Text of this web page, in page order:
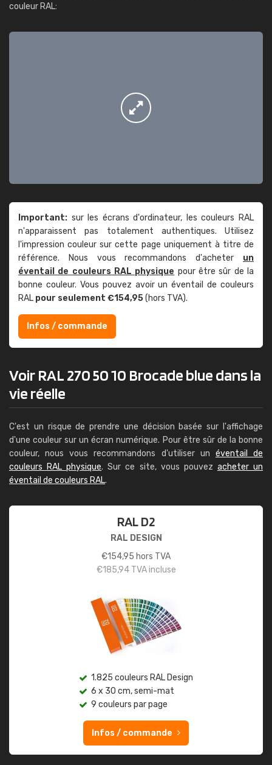
couleur RAL:
Important: sur les écrans d'ordinateur, les couleurs RAL
n'apparaissent pas totalement authentiques. Utilisez
l'impression couleur sur cette page uniquement à titre de
référence. Nous vous recommandons d'acheter un
éventail de couleurs RAL physique pour être sûr de la
bonne couleur. Vous pouvez avoir un éventail de couleurs
RAL pour seulement €154,95(hors TVA).
Infos / commande
Voir RAL 270 50 10 Brocade blue dans la
vie réelle
C'est un risque de prendre une décision basée sur l'affichage
d'une couleur sur un écran numérique. Pour être sûr de la bonne
couleur, nous vous recommandons d'utiliser un éventail de
couleurs RAL physique. Sur ce site, vous pouvez acheter un
éventail de couleurs RAL.
RAL D2
RAL DESIGN
€154,95 hors TVA
€185,94TVA incluse
1.825 couleurs RAL Design
6 x 30 cm, semi-mat
9 couleurs par page
Infos / commande